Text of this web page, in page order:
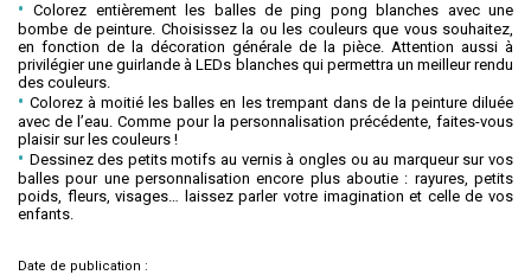
Colorez entièrement les balles de ping pong blanches avec une
bombe de peinture. Choisissez la ou les couleurs que vous souhaitez,
en fonction de la décoration générale de la pièce. Attention aussi à
privilégier une guirlande à LEDs blanches qui permettra un meilleur rendu
des couleurs.
Colorez à moitié les balles en les trempant dans de la peinture diluée
avec de l’eau. Comme pour la personnalisation précédente, faites-vous
plaisir sur les couleurs !
Dessinez des petits motifs au vernis à ongles ou au marqueur sur vos
balles pour une personnalisation encore plus aboutie : rayures, petits
poids, fleurs, visages… laissez parler votre imagination et celle de vos
enfants.
Date de publication :